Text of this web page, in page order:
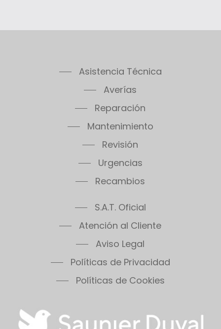
Asistencia Técnica
Averías
Reparación
Mantenimiento
Revisión
Urgencias
Recambios
S.A.T. Oficial
Atención al Cliente
Aviso Legal
Políticas de Privacidad
Políticas de Cookies